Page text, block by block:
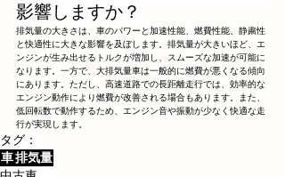
影響しますか？
排気量の大きさは、車のパワーと加速性能、燃費性能、静粛性
と快適性に大きな影響を及ぼします。排気量が大きいほど、エ
ンジンが生み出せるトルクが増加し、スムーズな加速が可能に
なります。一方で、大排気量車は一般的に燃費が悪くなる傾向
にあります。ただし、高速道路での長距離走行では、効率的な
エンジン動作により燃費が改善される場合もあります。また、
低回転数で動作するため、エンジン音や振動が少なく快適な走
行が実現します。
タグ：
車排気量